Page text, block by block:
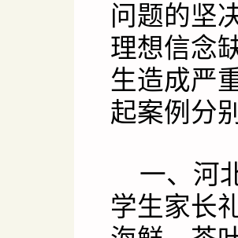
问题的坚
理想信念
生造成严
起案例分
一、河
学生家长